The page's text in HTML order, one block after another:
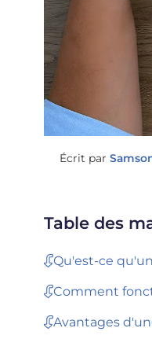
Écrit par
Table des
Qu'est-ce
Comment
Avantages